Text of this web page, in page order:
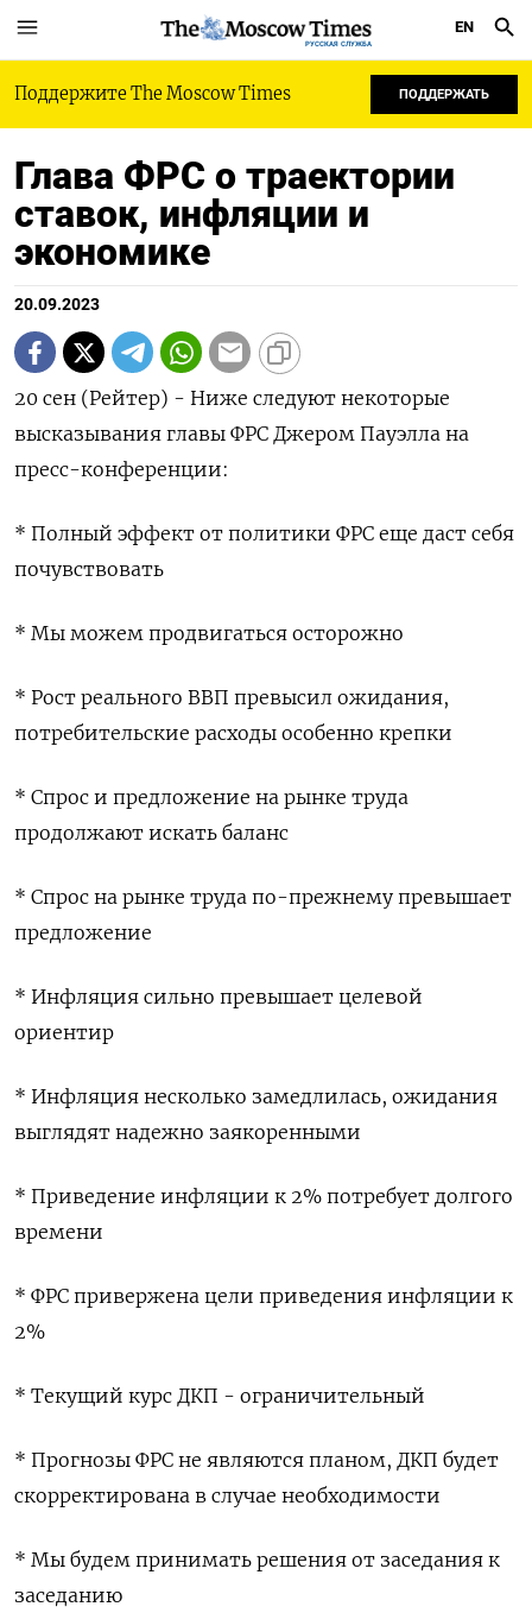
РУССКАЯ СЛУЖБА
EN
Поддержите The Moscow Times ПОДДЕРЖАТЬ
Глава ФРС о траектории
ставок, инфляции и
экономике
20.09.2023
20 сен (Рейтер) - Ниже следуют некоторые
высказывания главы ФРС Джером Пауэлла на
пресс-конференции:
* Полный эффект от политики ФРС еще даст себя
почувствовать
* Мы можем продвигаться осторожно
* Рост реального ВВП превысил ожидания,
потребительские расходы особенно крепки
* Спрос и предложение на рынке труда
продолжают искать баланс
* Спрос на рынке труда по-прежнему превышает
предложение
* Инфляция сильно превышает целевой
ориентир
* Инфляция несколько замедлилась, ожидания
выглядят надежно заякоренными
* Приведение инфляции к 2% потребует долгого
времени
* ФРС привержена цели приведения инфляции к
2%
* Текущий курс ДКП - ограничительный
* Прогнозы ФРС не являются планом, ДКП будет
скорректирована в случае необходимости
* Мы будем принимать решения от заседания к
заседанию